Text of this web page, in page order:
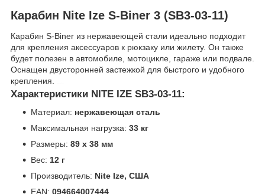
Карабин Nite Ize S-Biner 3 (SB3-03-11)
Карабин S-Biner из нержавеющей стали идеально подходит
для крепления аксессуаров к рюкзаку или жилету. Он также
будет полезен в автомобиле, мотоцикле, гараже или подвале.
Оснащен двусторонней застежкой для быстрого и удобного
крепления.
Характеристики NITE IZE SB3-03-11:
Материал: нержавеющая сталь
Максимальная нагрузка: 33 кг
Размеры: 89 х 38 мм
Вес: 12 г
Производитель: Nite Ize, США
EAN: 094664007444